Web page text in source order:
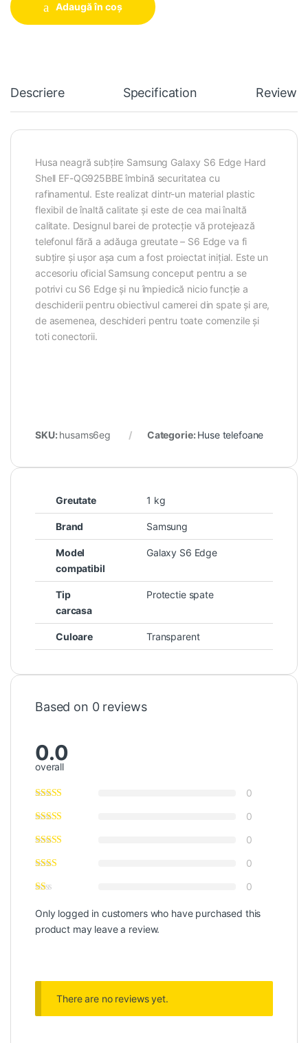
Adaugă în coș
Descriere Specification Reviews
Husa neagră subțire Samsung Galaxy S6 Edge Hard
Shell EF-QG925BBE îmbină securitatea cu
rafinamentul. Este realizat dintr-un material plastic
flexibil de înaltă calitate și este de cea mai înaltă
calitate. Designul barei de protecție vă protejează
telefonul fără a adăuga greutate – S6 Edge va fi
subțire și ușor așa cum a fost proiectat inițial. Este un
accesoriu oficial Samsung conceput pentru a se
potrivi cu S6 Edge și nu împiedică nicio funcție a
deschiderii pentru obiectivul camerei din spate și are,
de asemenea, deschideri pentru toate comenzile și
toti conectorii.
SKU: husams6eg Categorie: Huse telefoane
Greutate 1 kg
Brand Samsung
Model
compatibil
Galaxy S6 Edge
Tip
carcasa
Protectie spate
Culoare Transparent
Based on 0 reviews
0.0
overall
0
0
0
0
0
Only logged in customers who have purchased this
product may leave a review.
There are no reviews yet.